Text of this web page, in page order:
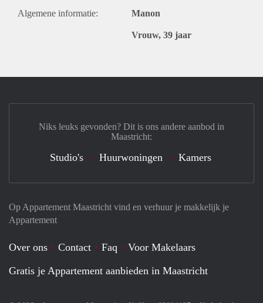
Algemene informatie: Manon
Vrouw, 39 jaar
Op Appartement Maastricht vind en verhuur je makkelijk je
Appartement
Over ons Contact Faq
Voor Makelaars
Gratis je Appartement aanbieden in Maastricht
Niks leuks gevonden? Dit is ons andere aanbod in
Maastricht:
Studio's Huurwoningen Kamers